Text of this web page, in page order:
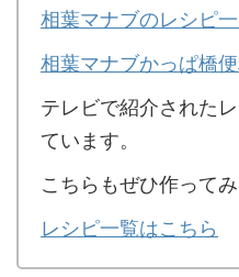
相葉マナブのレシピ
相葉マナブかっぱ橋
テレビで紹介された
ています。
こちらもぜひ作ってみ
レシピ一覧はこちら